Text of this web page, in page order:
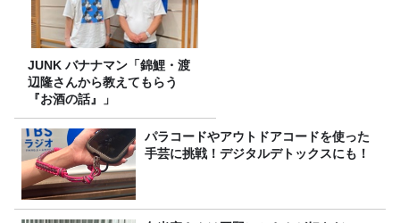
JUNK バナナマン「錦鯉・渡
辺隆さんから教えてもらう
『お酒の話』」
パラコードやアウトドアコードを使った
手芸に挑戦！デジタルデトックスにも！